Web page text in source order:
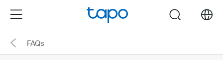
the
navigation
Menu search
FAQs